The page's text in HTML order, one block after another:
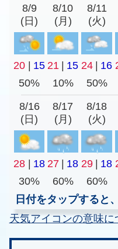
8/9
(日)
8/10
(月)
8/11
(火)
20 15 21 15 24 16
50%
10% 50%
8/16
(日)
8/17
(月)
8/18
(火)
28 18 27 18 29 18
30%
60% 60%
日付をタップすると
天気アイコンの意味に